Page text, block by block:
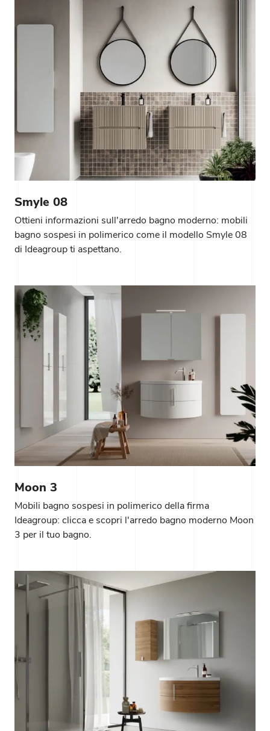
Smyle 08
Ottieni informazioni sull'arredo bagno moderno: mobili
bagno sospesi in polimerico come il modello Smyle 08
di Ideagroup ti aspettano.
Moon 3
Mobili bagno sospesi in polimerico della firma
Ideagroup: clicca e scopri l'arredo bagno moderno Moon
3 per il tuo bagno.